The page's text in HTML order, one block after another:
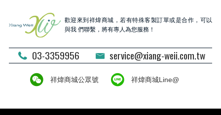
歡迎來到祥煒商城，若有特殊客製訂單或是合作，可以
與我 們聯繫，將有專人為您服務！
03-3359956 service@xiang-weii.com.tw
祥煒商城公眾號 祥煒商城Line@